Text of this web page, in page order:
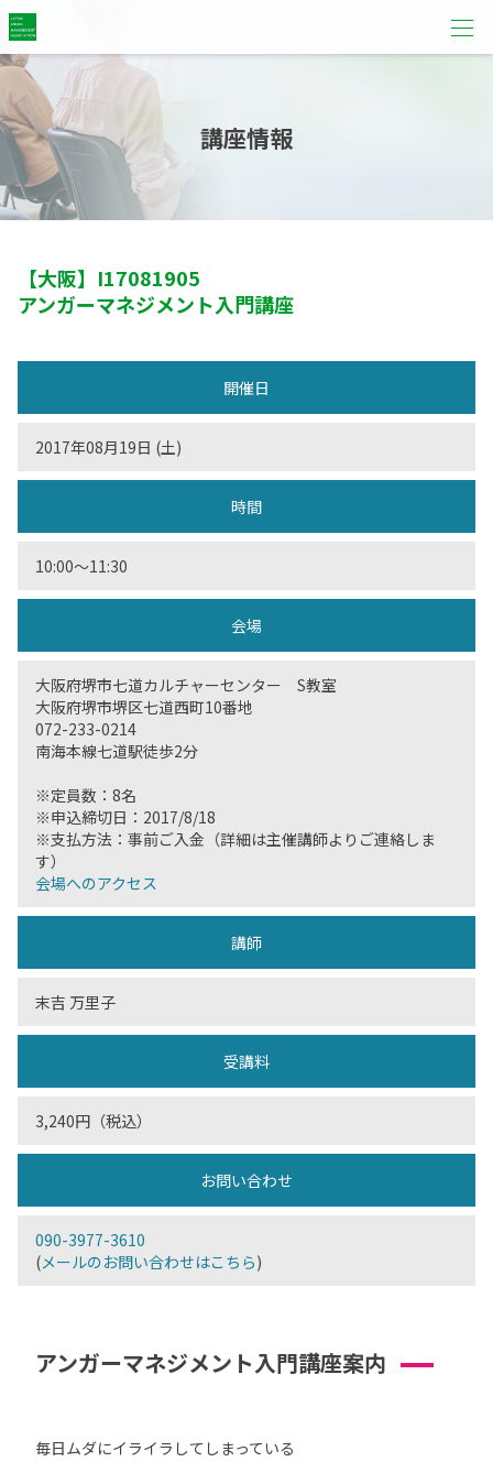
講座情報
【大阪】 I17081905
アンガーマネジメント入門講座
開催日
2017年08月19日 (土)
時間
10:00〜11:30
会場
大阪府堺市七道カルチャーセンター S教室
大阪府堺市堺区七道西町10番地
072-233-0214
南海本線七道駅徒歩2分
※定員数：8名
※申込締切日：2017/8/18
※支払方法：事前ご入金（詳細は主催講師よりご連絡しま
す）
会場へのアクセス
講師
末吉 万里子
受講料
3,240円（税込）
お問い合わせ
090-3977-3610
(メールのお問い合わせはこちら)
アンガーマネジメント入門講座案内
毎日ムダにイライラしてしまっている